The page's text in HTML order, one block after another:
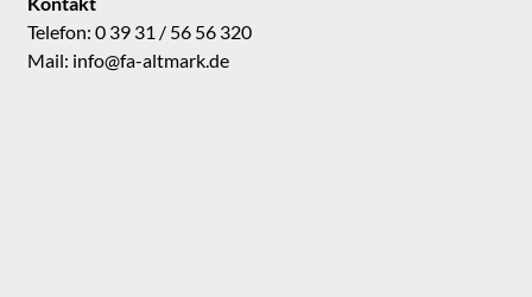
Telefon: 0 39 31 / 56 56 320
Mail: info@fa-altmark.de